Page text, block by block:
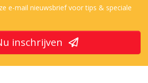
e-mail nieuwsbrief voor tips & speciale
inschrijven